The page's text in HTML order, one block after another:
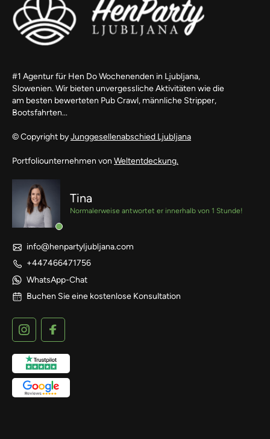
#1 Agentur für Hen Do Wochenenden in Ljubljana,
Slowenien. Wir bieten unvergessliche Aktivitäten wie die
am besten bewerteten Pub Crawl, männliche Stripper,
Bootsfahrten...
© Copyright byJunggesellenabschied Ljubljana
Portfoliounternehmen von Weltentdeckung.
Tina
Normalerweise antwortet er innerhalb von 1 Stunde!
info@henpartyljubljana.com
+447466471756
WhatsApp-Chat
Buchen Sie eine kostenlose Konsultation